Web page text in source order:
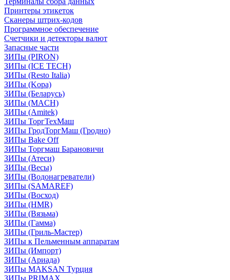
Принтеры этикеток
Сканеры штрих-кодов
Программное обеспечение
Счетчики и детекторы валют
Запасные части
ЗИПы (PIRON)
ЗИПы (ICE TECH)
ЗИПы (Resto Italia)
ЗИПы (Kopa)
ЗИПы (Беларусь)
ЗИПы (MACH)
ЗИПы (Amitek)
ЗИПы ТоргТехМаш
ЗИПы ГродТоргМаш (Гродно)
ЗИПы Bake Off
ЗИПы Торгмаш Барановичи
ЗИПы (Атеси)
ЗИПы (Весы)
ЗИПы (Водонагреватели)
ЗИПы (SAMAREF)
ЗИПы (Восход)
ЗИПы (HMR)
ЗИПы (Вязьма)
ЗИПы (Гамма)
ЗИПы (Гриль-Мастер)
ЗИПы к Пельменным аппаратам
ЗИПы (Импорт)
ЗИПы (Ариада)
ЗИПы MAKSAN Турция
ЗИПы PRIMAX